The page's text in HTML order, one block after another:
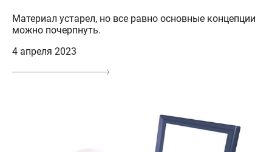
Материал устарел, но все равно основные концепции
можно почерпнуть.
4 апреля 2023